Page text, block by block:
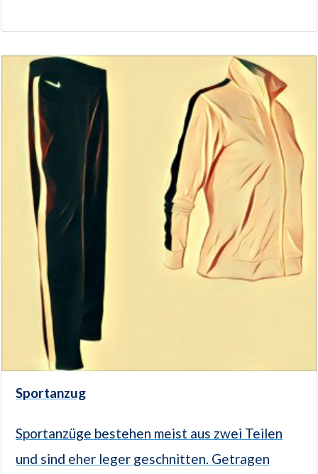
Sportanzug
Sportanzüge bestehen meist aus zwei Teilen
und sind eher leger geschnitten. Getragen